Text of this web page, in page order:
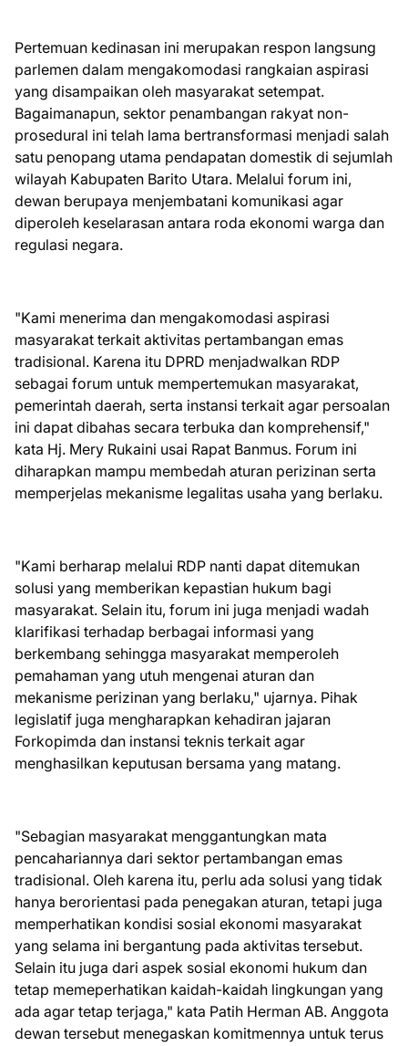
Pertemuan kedinasan ini merupakan respon langsung
parlemen dalam mengakomodasi rangkaian aspirasi
yang disampaikan oleh masyarakat setempat.
Bagaimanapun, sektor penambangan rakyat non-
prosedural ini telah lama bertransformasi menjadi salah
satu penopang utama pendapatan domestik di sejumlah
wilayah Kabupaten Barito Utara. Melalui forum ini,
dewan berupaya menjembatani komunikasi agar
diperoleh keselarasan antara roda ekonomi warga dan
regulasi negara.
"Kami menerima dan mengakomodasi aspirasi
masyarakat terkait aktivitas pertambangan emas
tradisional. Karena itu DPRD menjadwalkan RDP
sebagai forum untuk mempertemukan masyarakat,
pemerintah daerah, serta instansi terkait agar persoalan
ini dapat dibahas secara terbuka dan komprehensif,"
kata Hj. Mery Rukaini usai Rapat Banmus. Forum ini
diharapkan mampu membedah aturan perizinan serta
memperjelas mekanisme legalitas usaha yang berlaku.
"Kami berharap melalui RDP nanti dapat ditemukan
solusi yang memberikan kepastian hukum bagi
masyarakat. Selain itu, forum ini juga menjadi wadah
klarifikasi terhadap berbagai informasi yang
berkembang sehingga masyarakat memperoleh
pemahaman yang utuh mengenai aturan dan
mekanisme perizinan yang berlaku," ujarnya. Pihak
legislatif juga mengharapkan kehadiran jajaran
Forkopimda dan instansi teknis terkait agar
menghasilkan keputusan bersama yang matang.
"Sebagian masyarakat menggantungkan mata
pencahariannya dari sektor pertambangan emas
tradisional. Oleh karena itu, perlu ada solusi yang tidak
hanya berorientasi pada penegakan aturan, tetapi juga
memperhatikan kondisi sosial ekonomi masyarakat
yang selama ini bergantung pada aktivitas tersebut.
Selain itu juga dari aspek sosial ekonomi hukum dan
tetap memeperhatikan kaidah-kaidah lingkungan yang
ada agar tetap terjaga," kata Patih Herman AB. Anggota
dewan tersebut menegaskan komitmennya untuk terus